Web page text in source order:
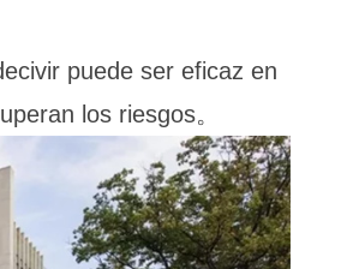
puede ser eficaz en
los riesgos。